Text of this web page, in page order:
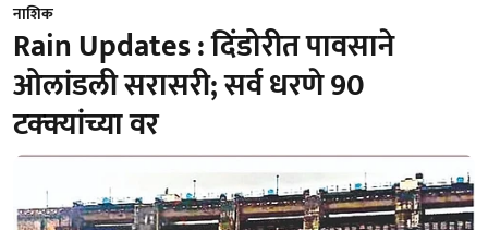
नाशिक
Rain Updates : दिंडोरीत पावसाने
ओलांडली सरासरी; सर्व धरणे 90
टक्क्यांच्या वर